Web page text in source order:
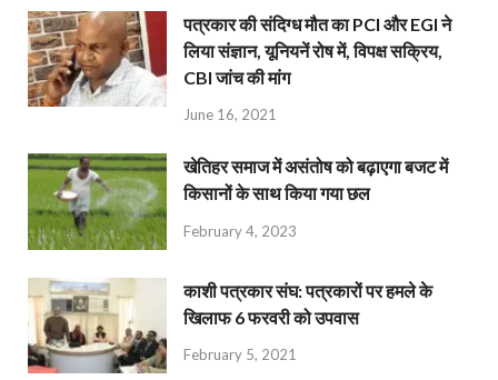
पत्रकार की संदिग्ध मौत का PCI और EGI ने
लिया संज्ञान, यूनियनें रोष में, विपक्ष सक्रिय,
CBI जांच की मांग
June 16, 2021
खेतिहर समाज में असंतोष को बढ़ाएगा बजट में
किसानों के साथ किया गया छल
February 4, 2023
काशी पत्रकार संघ: पत्रकारों पर हमले के
खिलाफ 6 फरवरी को उपवास
February 5, 2021